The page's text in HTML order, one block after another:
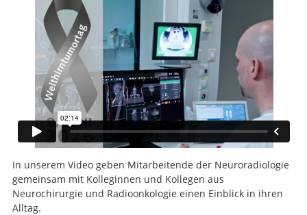
In unserem Video geben Mitarbeitende der Neuroradiologie
gemeinsam mit Kolleginnen und Kollegen aus
Neurochirurgie und Radioonkologie einen Einblick in ihren
Alltag.